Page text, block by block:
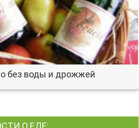
без воды и дрожжей
О ЕДЕ: